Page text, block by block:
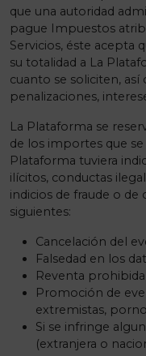
que una autoridad
pague Impuestos
Servicios, éste acepta
su totalidad a La
cuanto se soliciten,
penalizaciones,
La Plataforma se
de los importes que se
Plataforma tuviera
ilícitos, conductas
indicios de fraude o
siguientes:
Cancelación del
Falsedad en los
Reventa
Promoción de
extremistas,
Si se infringe
(extranjera o